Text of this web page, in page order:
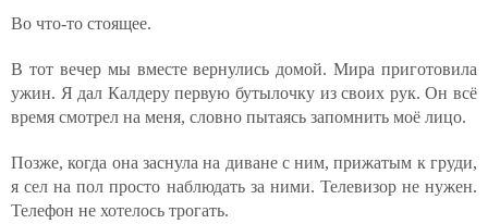
Во что-то стоящее.
В тот вечер мы вместе вернулись домой. Мира приготовила
ужин. Я дал Калдеру первую бутылочку из своих рук. Он всё
время смотрел на меня, словно пытаясь запомнить моё лицо.
Позже, когда она заснула на диване с ним, прижатым к груди,
я сел на пол просто наблюдать за ними. Телевизор не нужен.
Телефон не хотелось трогать.